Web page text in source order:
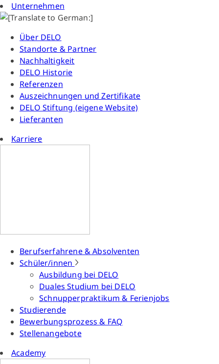
Unternehmen
Über DELO
Standorte & Partner
Nachhaltigkeit
DELO Historie
Referenzen
Auszeichnungen und Zertifikate
DELO Stiftung (eigene Website)
Lieferanten
Karriere
Berufserfahrene & Absolventen
Schüler/innen
Ausbildung bei DELO
Duales Studium bei DELO
Schnupperpraktikum & Ferienjobs
Studierende
Bewerbungsprozess & FAQ
Stellenangebote
Academy